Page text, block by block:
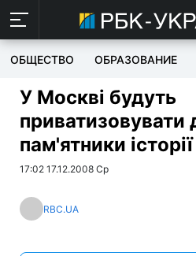
ОБЩЕСТВО ОБРАЗОВАНИЕ
У Москві будуть
приватизовувати
пам'ятники
17:02 17.12.2008 Ср
RBC.UA